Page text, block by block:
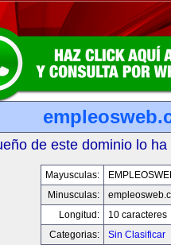
de este dominio lo
Mayusculas:
Minusculas:
Longitud:
10 caracteres
Categorias:
Sin Clasificar